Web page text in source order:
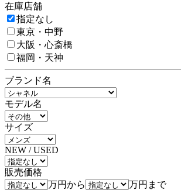
在庫店舗
指定なし
東京・中野
大阪・心斎橋
福岡・天神
ブランド名
モデル名
サイズ
NEW / USED
販売価格
万円から
万円まで